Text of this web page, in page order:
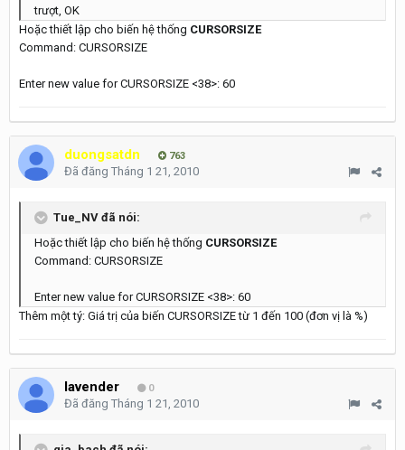
trượt, OK
Hoặc thiết lập cho biến hệ thống CURSORSIZE
Command: CURSORSIZE
Enter new value for CURSORSIZE <38>: 60
duongsatdn 763
Đã đăng Tháng 1 21, 2010
Tue_NV đã nói:
Hoặc thiết lập cho biến hệ thống CURSORSIZE
Command: CURSORSIZE
Enter new value for CURSORSIZE <38>: 60
Thêm một tý: Giá trị của biến CURSORSIZE từ 1 đến 100 (đơn vị là %)
lavender 0
Đã đăng Tháng 1 21, 2010